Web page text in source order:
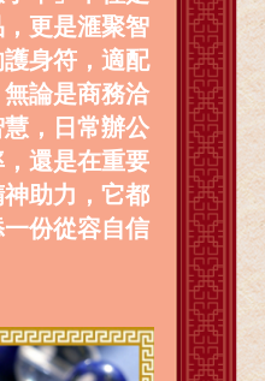
更是滙聚智
身符，適配
論是商務洽
，日常辦公
還是在重要
助力，它都
份從容自信